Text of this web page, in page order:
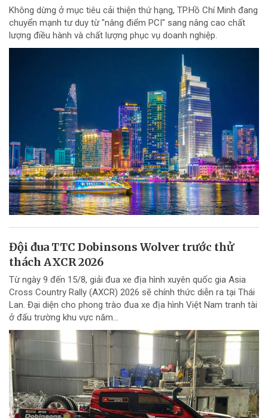
Không dừng ở mục tiêu cải thiện thứ hạng, TP.Hồ Chí Minh đang
chuyển mạnh tư duy từ "nâng điểm PCI" sang nâng cao chất
lượng điều hành và chất lượng phục vụ doanh nghiệp.
Đội đua TTC Dobinsons Wolver trước thử
thách AXCR 2026
Từ ngày 9 đến 15/8, giải đua xe địa hình xuyên quốc gia Asia
Cross Country Rally (AXCR) 2026 sẽ chính thức diễn ra tại Thái
Lan. Đại diện cho phong trào đua xe địa hình Việt Nam tranh tài
ở đấu trường khu vực năm...